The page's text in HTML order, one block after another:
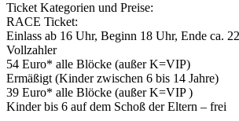
Ticket Kategorien und Preise:
RACE Ticket:
Einlass ab 16 Uhr, Beginn 18 Uhr, Ende ca.
Vollzahler
54 Euro* alle Blöcke (außer K=VIP)
Ermäßigt (Kinder zwischen 6 bis 14 Jahre)
39 Euro* alle Blöcke (außer K=VIP )
Kinder bis 6 auf dem Schoß der Eltern – frei